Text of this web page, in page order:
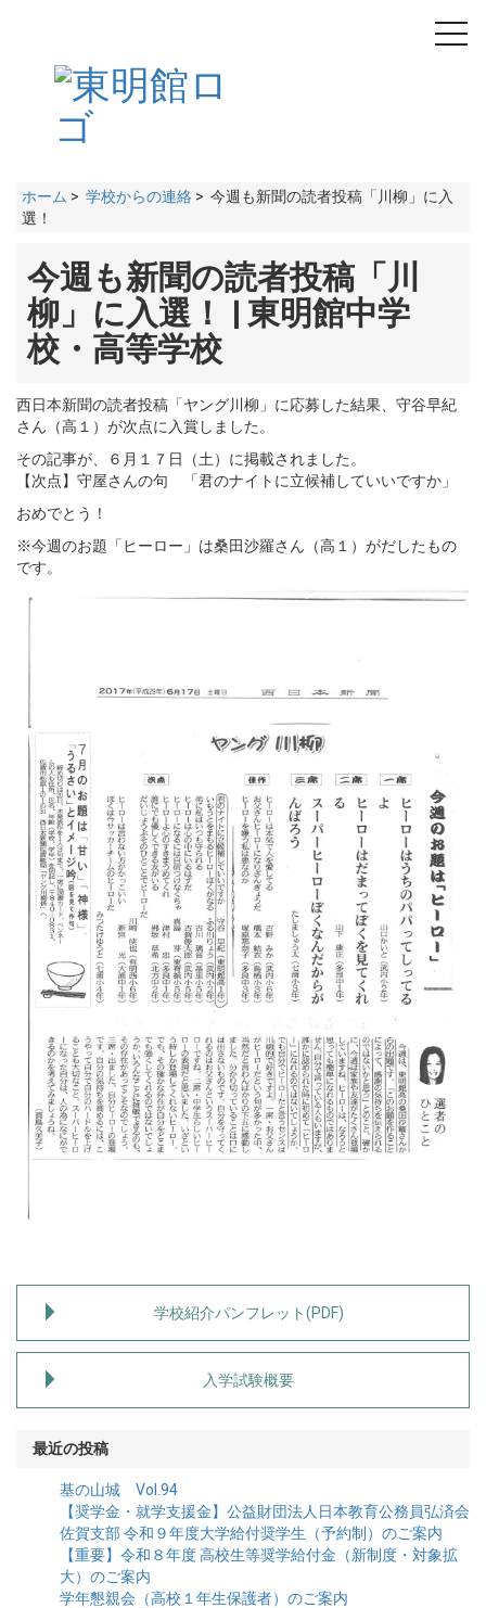
ホーム > 学校からの連絡 > 今週も新聞の読者投稿「川柳」に入
選！
今週も新聞の読者投稿「川
柳」に入選！ | 東明館中学
校・高等学校
西日本新聞の読者投稿「ヤング川柳」に応募した結果、守谷早紀
さん（高１）が次点に入賞しました。
その記事が、６月１７日（土）に掲載されました。
【次点】守屋さんの句 「君のナイトに立候補していいですか」
おめでとう！
※今週のお題「ヒーロー」は桑田沙羅さん（高１）がだしたもの
です。
学校紹介パンフレット(PDF)
入学試験概要
最近の投稿
基の山城 Vol.94
【奨学金・就学支援金】公益財団法人日本教育公務員弘済会
佐賀支部 令和９年度大学給付奨学生（予約制）のご案内
【重要】令和８年度 高校生等奨学給付金（新制度・対象拡
大）のご案内
学年懇親会（高校１年生保護者）のご案内